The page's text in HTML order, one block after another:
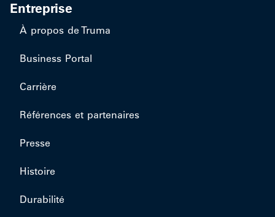
Entreprise
À propos de Truma
Business Portal
Carrière
Références et partenaires
Presse
Histoire
Durabilité